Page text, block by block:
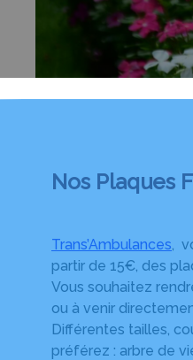
Nos Plaques
Trans’Ambulances ,
partir de 15€, des
Vous souhaitez
ou à venir
Différentes tailles,
préférez : arbre de